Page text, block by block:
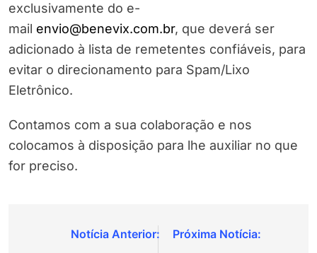
exclusivamente do e-
mail envio@benevix.com.br, que deverá ser
adicionado à lista de remetentes confiáveis, para
evitar o direcionamento para Spam/Lixo
Eletrônico.
Contamos com a sua colaboração e nos
colocamos à disposição para lhe auxiliar no que
for preciso.
Navegação